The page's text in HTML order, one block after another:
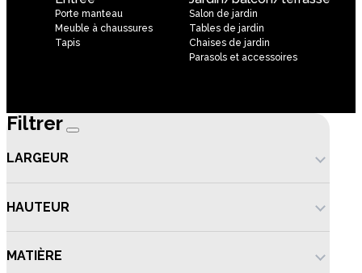
Porte manteau
Meuble à chaussures
Tapis
Salon de jardin
Tables de jardin
Chaises de jardin
Parasols et accessoires
Filtrer
LARGEUR
HAUTEUR
MATIÈRE